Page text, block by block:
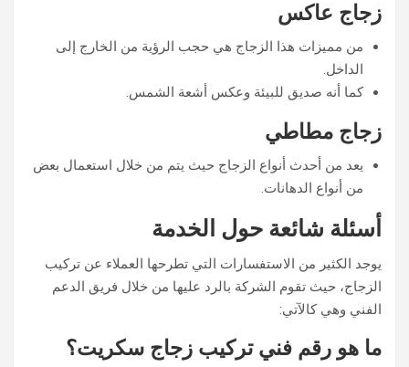
زجاج عاكس
من مميزات هذا الزجاج هي حجب الرؤية من الخارج إلى
الداخل.
كما أنه صديق للبيئة وعكس أشعة الشمس.
زجاج مطاطي
يعد من أحدث أنواع الزجاج حيث يتم من خلال استعمال بعض
من أنواع الدهانات.
أسئلة شائعة حول الخدمة
يوجد الكثير من الاستفسارات التي تطرحها العملاء عن تركيب
الزجاج، حيث تقوم الشركة بالرد عليها من خلال فريق الدعم
الفني وهي كالآتي:
ما هو رقم فني تركيب زجاج سكريت؟